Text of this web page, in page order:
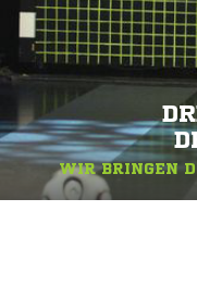
WIR BRINGEN